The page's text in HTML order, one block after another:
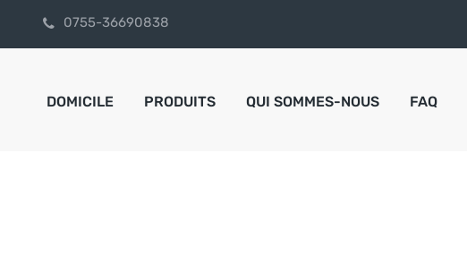
0755-36690838
DOMICILE PRODUITS QUI SOMMES-NOUS FAQ